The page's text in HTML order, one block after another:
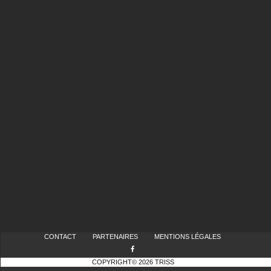
CONTACT PARTENAIRES MENTIONS LÉGALES
COPYRIGHT© 2026 TRISS